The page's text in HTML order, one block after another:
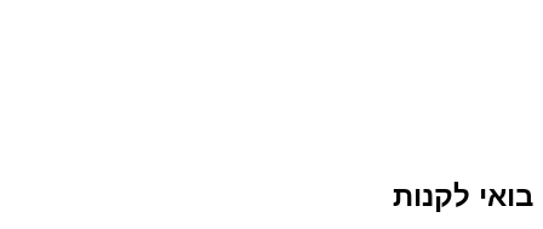
בואי לקנות